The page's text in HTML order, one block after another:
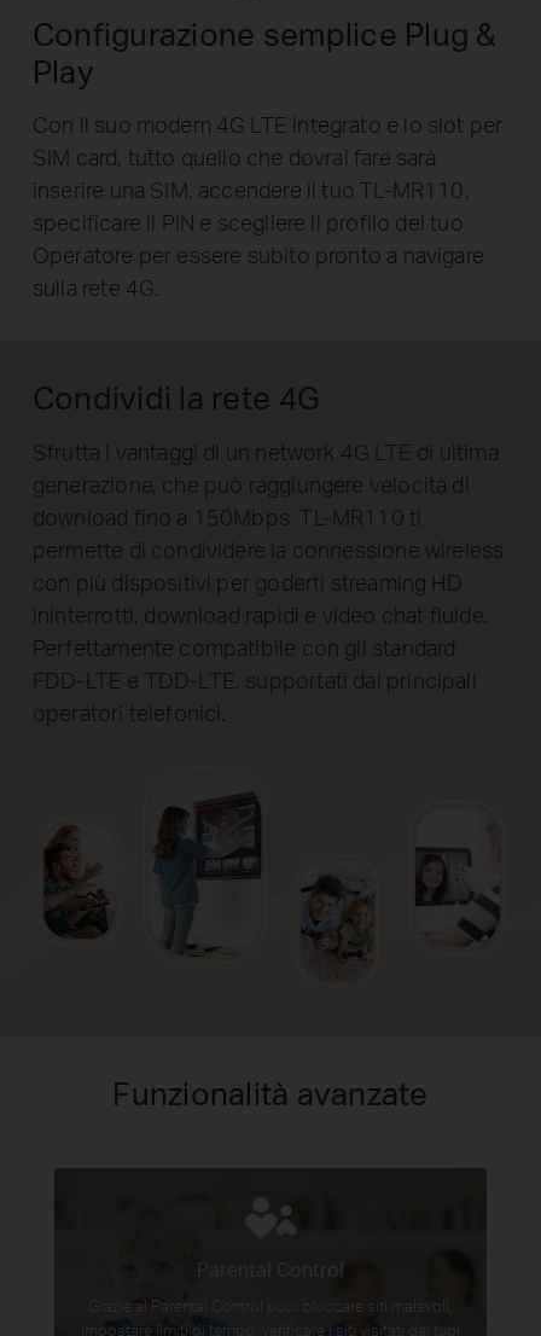
Configurazione semplice Plug &
Play
Con il suo modem 4G LTE integrato e lo slot per
SIM card, tutto quello che dovrai fare sarà
inserire una SIM, accendere il tuo TL-MR110,
specificare il PIN e scegliere il profilo del tuo
Operatore per essere subito pronto a navigare
sulla rete 4G.
Condividi la rete 4G
Sfrutta i vantaggi di un network 4G LTE di ultima
generazione, che può raggiungere velocità di
download fino a 150Mbps. TL-MR110 ti
permette di condividere la connessione wireless
con più dispositivi per goderti streaming HD
ininterrotti, download rapidi e video chat fluide.
Perfettamente compatibile con gli standard
FDD-LTE e TDD-LTE, supportati dai principali
operatori telefonici.
Funzionalità avanzate
Parental Control
Grazie al Parental Control puoi bloccare siti malevoli,
impostare limiti di tempo, verificare i siti visitati dai tuoi